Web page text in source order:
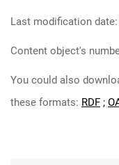
Feliksa
Tarnowskie
Feliksa
Tarnowskie
Last modification date:
Content object's
You could also
these formats: RDF ;